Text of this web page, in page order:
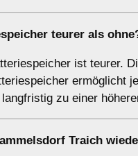
teurer als
ist teurer.
ermöglicht
zu einer
Traich